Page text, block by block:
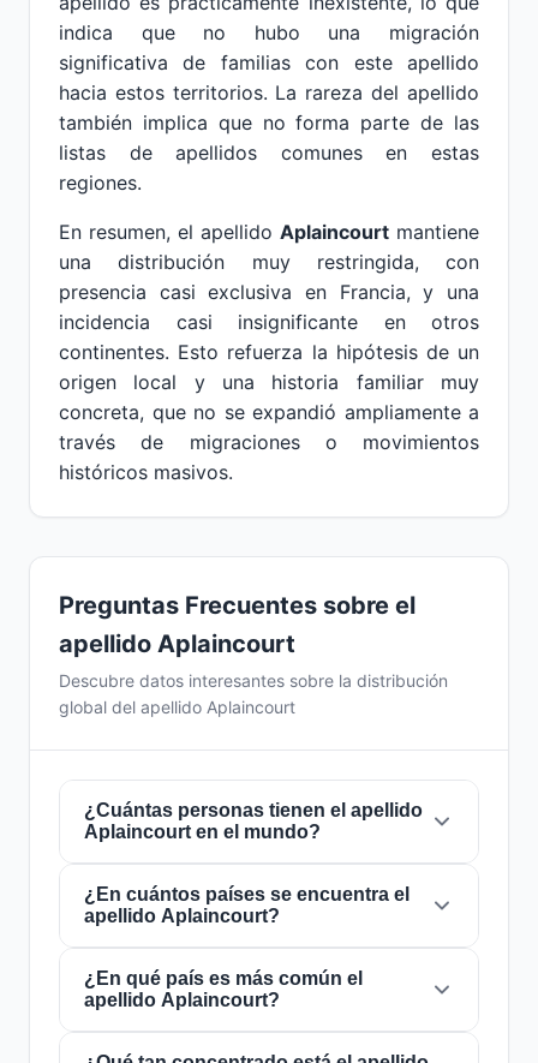
indica que no hubo una migración
significativa de familias con este apellido
hacia estos territorios. La rareza del apellido
también implica que no forma parte de las
listas de apellidos comunes en estas
regiones.
En resumen, el apellido Aplaincourt mantiene
una distribución muy restringida, con
presencia casi exclusiva en Francia, y una
incidencia casi insignificante en otros
continentes. Esto refuerza la hipótesis de un
origen local y una historia familiar muy
concreta, que no se expandió ampliamente a
través de migraciones o movimientos
históricos masivos.
Preguntas Frecuentes sobre el
apellido Aplaincourt
Descubre datos interesantes sobre la distribución
global del apellido Aplaincourt
¿Cuántas personas tienen el apellido
Aplaincourt en el mundo?
Actualmente hay aproximadamente1
personascon el apellido
el mundo. Esto significa que aproximadamente
1 de cada 8,000,000,000 personas
mundo lleva este apellido. Se encuentra
presente en1 países, lo que refleja su
¿En cuántos países se encuentra el
apellido Aplaincourt?
El apellidoAplaincourtestá presente en
paísesde todo el mundo. Esto lo clasifica
como un apellido de alcancelocal. Su
¿En qué país es más común el
apellido Aplaincourt?